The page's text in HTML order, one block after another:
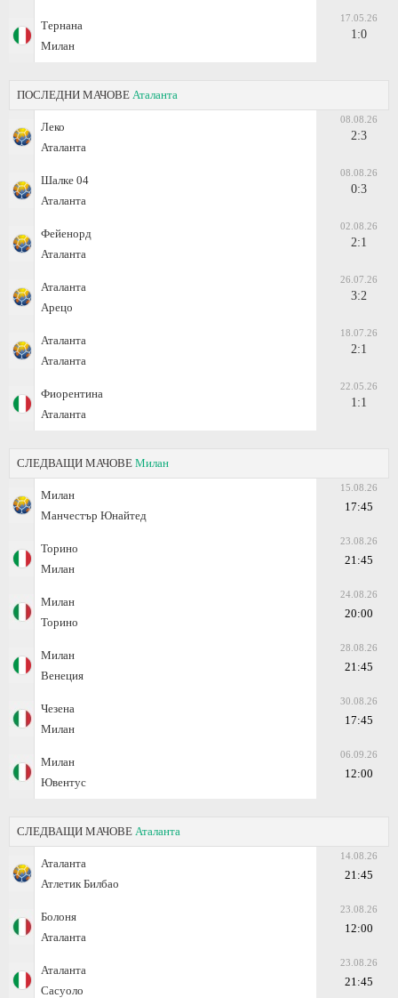
Тернана
Милан
17.05.26
1:0
ПОСЛЕДНИ МАЧОВЕ Аталанта
Леко
Аталанта
08.08.26
2:3
Шалке 04
Аталанта
08.08.26
0:3
Фейенорд
Аталанта
02.08.26
2:1
Аталанта
Арецо
26.07.26
3:2
Аталанта
Аталанта
18.07.26
2:1
Фиорентина
Аталанта
22.05.26
1:1
СЛЕДВАЩИ МАЧОВЕ Милан
Милан
Манчестър Юнайтед
15.08.26
17:45
Торино
Милан
23.08.26
21:45
Милан
Торино
24.08.26
20:00
Милан
Венеция
28.08.26
21:45
Чезена
Милан
30.08.26
17:45
Милан
Ювентус
06.09.26
12:00
СЛЕДВАЩИ МАЧОВЕ Аталанта
Аталанта
Атлетик Билбао
14.08.26
21:45
Болоня
Аталанта
23.08.26
12:00
Аталанта
Сасуоло
23.08.26
21:45